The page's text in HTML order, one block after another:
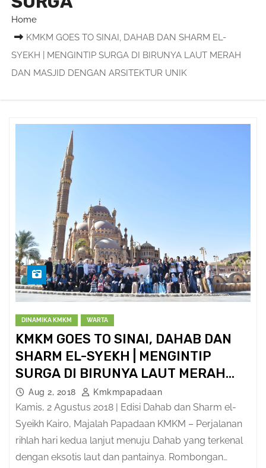
Home
KMKM GOES TO SINAI, DAHAB DAN SHARM EL-
SYEKH | MENGINTIP SURGA DI BIRUNYA LAUT MERAH
DAN MASJID DENGAN ARSITEKTUR UNIK
DINAMIKA KMKM WARTA
KMKM GOES TO SINAI, DAHAB DAN
SHARM EL-SYEKH | MENGINTIP
SURGA DI BIRUNYA LAUT MERAH
DAN MASJID DENGAN ARSITEKTUR
UNIK
Aug 2, 2018 Kmkmpapadaan
Kamis, 2 Agustus 2018 | Edisi Dahab dan Sharm el-
Syeikh Kairo, Majalah Papadaan KMKM – Perjalanan
rihlah hari kedua lanjut menuju Dahab yang terkenal
dengan eksotis laut dan pantainya. Rombongan…